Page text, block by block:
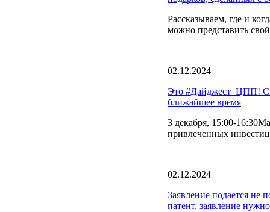
Рассказываем, где и
можно представить
02.12.2024
Это #Дайджест_ЦПП!
ближайшее время
3 декабря, 15:00-
привлеченных
02.12.2024
Заявление подается не
патент, заявление